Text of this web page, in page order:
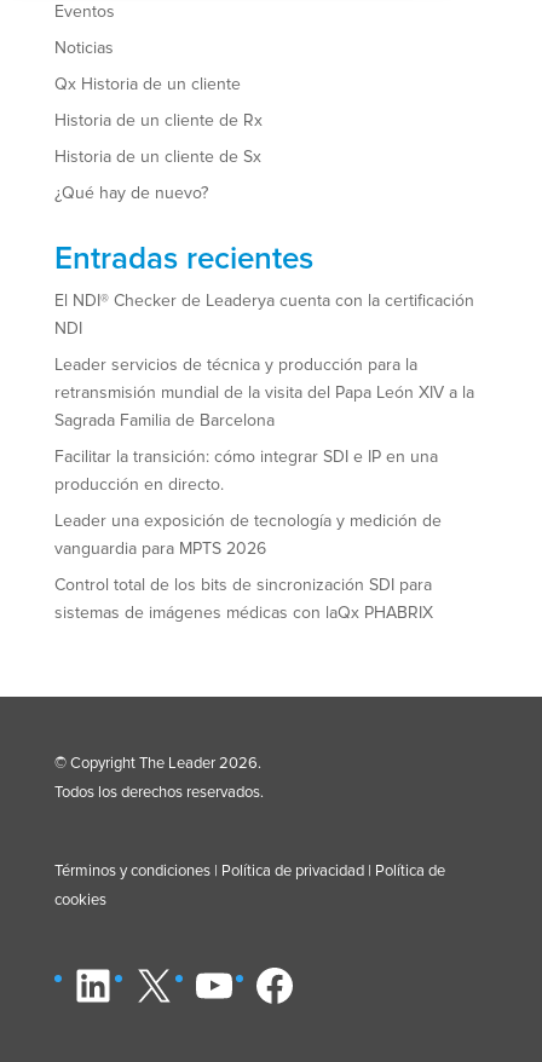
Eventos
Noticias
Qx Historia de un cliente
Historia de un cliente de Rx
Historia de un cliente de Sx
¿Qué hay de nuevo?
Entradas recientes
El NDI® Checker de Leaderya cuenta con la certificación
NDI
Leader servicios de técnica y producción para la
retransmisión mundial de la visita del Papa León XIV a la
Sagrada Familia de Barcelona
Facilitar la transición: cómo integrar SDI e IP en una
producción en directo.
Leader una exposición de tecnología y medición de
vanguardia para MPTS 2026
Control total de los bits de sincronización SDI para
sistemas de imágenes médicas con laQx PHABRIX
© Copyright The Leader 2026.
Todos los derechos reservados.
Términos y condiciones| Política de privacidad| Política de
cookies
LinkedIn
X YouTube
Facebook